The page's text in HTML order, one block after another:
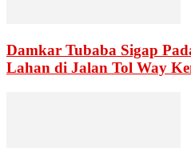
Damkar Tubaba Sigap
Lahan di Jalan Tol Way